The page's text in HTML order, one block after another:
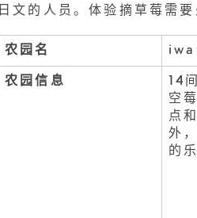
日文的人员。体验摘草莓需
农园名
农园信息
14
空
点
外
的